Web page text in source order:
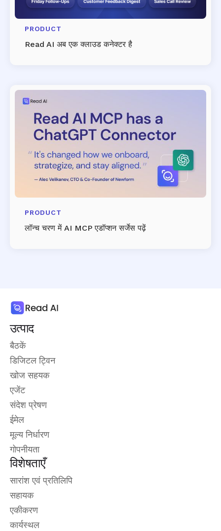
PRODUCT
Read AI अब एक क्लाउड कनेक्टर है
PRODUCT
लॉन्च चरण में AI MCP एडॉप्शन सर्जेस पढ़ें
उत्पाद
बैठकें
डिजिटल ट्विन
खोज सहयक
एजेंट
संदेश प्रेषण
ईमेल
मूल्य निर्धारण
गोपनीयता
विशेषताएँ
सारांश एवं प्रतिलिपि
सहायक
एकीकरण
कार्यस्थल